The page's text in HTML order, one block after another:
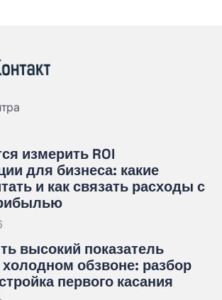
измерить ROI
для бизнеса: какие
и как связать расходы с
высокий показатель
холодном обзвоне: разбор
первого касания